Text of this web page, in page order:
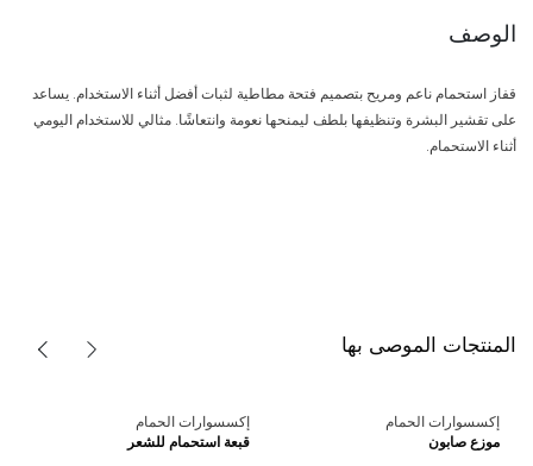
الوصف
قفاز استحمام ناعم ومريح بتصميم فتحة مطاطية لثبات أفضل أثناء الاستخدام. يساعد
على تقشير البشرة وتنظيفها بلطف ليمنحها نعومة وانتعاشًا. مثالي للاستخدام اليومي
أثناء الاستحمام.
المنتجات الموصى بها
إكسسوارات الحمام
موزع صابون
إكسسوارات الحمام
قبعة استحمام للشعر